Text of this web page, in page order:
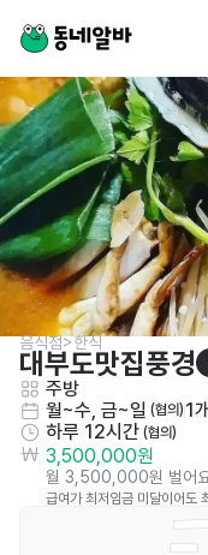
음식점>한식
대부도맛집풍경
주방
월~수, 금~일 (협의) 1
하루 12시간 (협의)
3,500,000원
월 3,500,000원 벌어
급여가 최저임금 미달이어도